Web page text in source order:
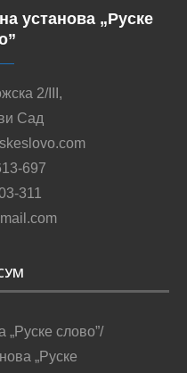
установа „Руске
2/III,
Сад
697
311
„Руске слово”/
„Руске